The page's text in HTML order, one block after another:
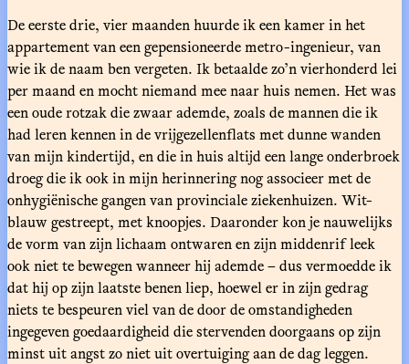
De eerste drie, vier maanden huurde ik een kamer in het
appartement van een gepensioneerde metro-ingenieur, van
wie ik de naam ben vergeten. Ik betaalde zo’n vierhonderd lei
per maand en mocht niemand mee naar huis nemen. Het was
een oude rotzak die zwaar ademde, zoals de mannen die ik
had leren kennen in de vrijgezellenflats met dunne wanden
van mijn kindertijd, en die in huis altijd een lange onderbroek
droeg die ik ook in mijn herinnering nog associeer met de
onhygiënische gangen van provinciale ziekenhuizen. Wit-
blauw gestreept, met knoopjes. Daaronder kon je nauwelijks
de vorm van zijn lichaam ontwaren en zijn middenrif leek
ook niet te bewegen wanneer hij ademde – dus vermoedde ik
dat hij op zijn laatste benen liep, hoewel er in zijn gedrag
niets te bespeuren viel van de door de omstandigheden
ingegeven goedaardigheid die stervenden doorgaans op zijn
minst uit angst zo niet uit overtuiging aan de dag leggen.